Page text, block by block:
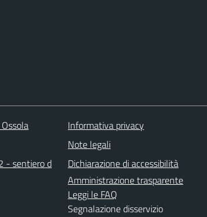
- sentiero d
Informativa privacy
Note legali
Dichiarazione di accessibilità
Amministrazione trasparente
Leggi le FAQ
Segnalazione disservizio